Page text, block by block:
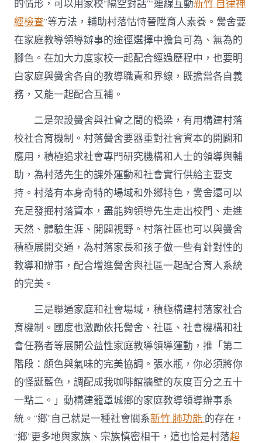
的情形，可以用家校“隔空對話”“連線互動新竹 自律神
經檢查”等方法，輔助村落怙恃晉陞育人素養。黌舍要
在家庭教導領導辦事的途徑選擇中擔負可為、無為的
腳色。在加大力度家校一起配合經過歷程中，也要明
白家庭與黌舍各自的教導職責和界線，既擔當各自義
務，又能一起配合互補。
二是架設黌舍與社會之間的橋梁，有用構建村落
校社合育機制。村落黌舍要器重對社會資本的開闢和
應用，積極追求社會專門研究機構和人士的領導與輔
助，為村落先生的課外運動和社會實行供給主要支
持。村落有本身奇特的場域和外鄉特色，黌舍還可以
充足發掘村落資本，盡能夠領導先生走出校門、走進
天然、體驗生涯、開闢視野。村落社區也可以與黌舍
積極展開交通，為村落家長和孩子做一些有針對性的
教導和辦事，配合增進黌舍與社區一起配合育人系統
的完美。
三是聯通家庭和社會場域，積極構建村落家社合
育機制。國度也激勵依托黌舍、社區、社會機構和社
會任務者等展開公益性家庭教導領導運動，推「第二
階段：顏色與氣味的完美協調。張水瓶，你必須將你
的怪誕藍色，調配成我咖啡館牆壁的灰度百分之五十
一點二。」動構建籠罩城鄉的家庭教導領導辦事系
統。“鄉”自己就是一種社會關系新竹 肺功能 的存在，
“鄉”更多地與家族、宗族慎密相干，這也恰是村落超